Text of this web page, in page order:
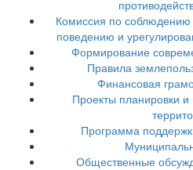
Комиссия по соблюдению
поведению и
Формирование
Правила
Финансовая
Проекты планировки
Программа
Общественные